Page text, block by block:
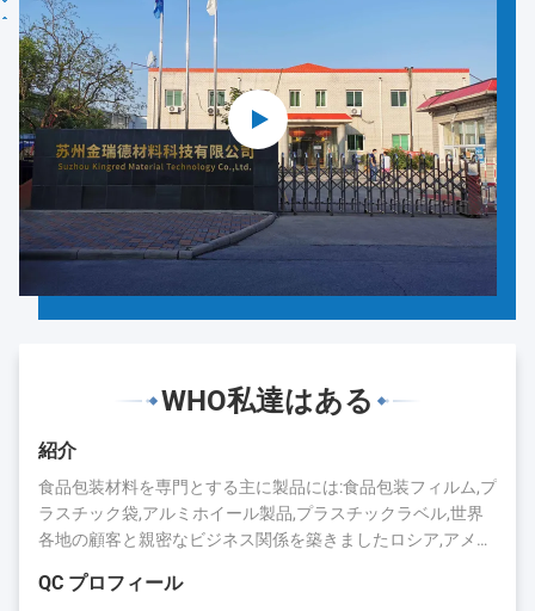
WHO私達はある
紹介
食品包装材料を専門とする主に製品には:食品包装フィルム,プ
ラスチック袋,アルミホイール製品,プラスチックラベル,世界
各地の顧客と親密なビジネス関係を築きましたロシア,アメリ
長年の蓄積により,キングレッドは評判と業界での存在を得ま
QC プロフィール